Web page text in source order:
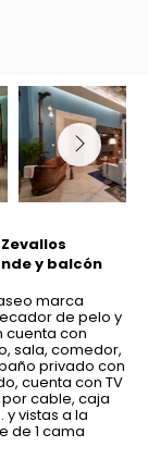
y balcón
marca
de pelo y
cuenta con
sala, comedor,
privado con
cuenta con TV
cable, caja
y vistas a la
de 1 cama